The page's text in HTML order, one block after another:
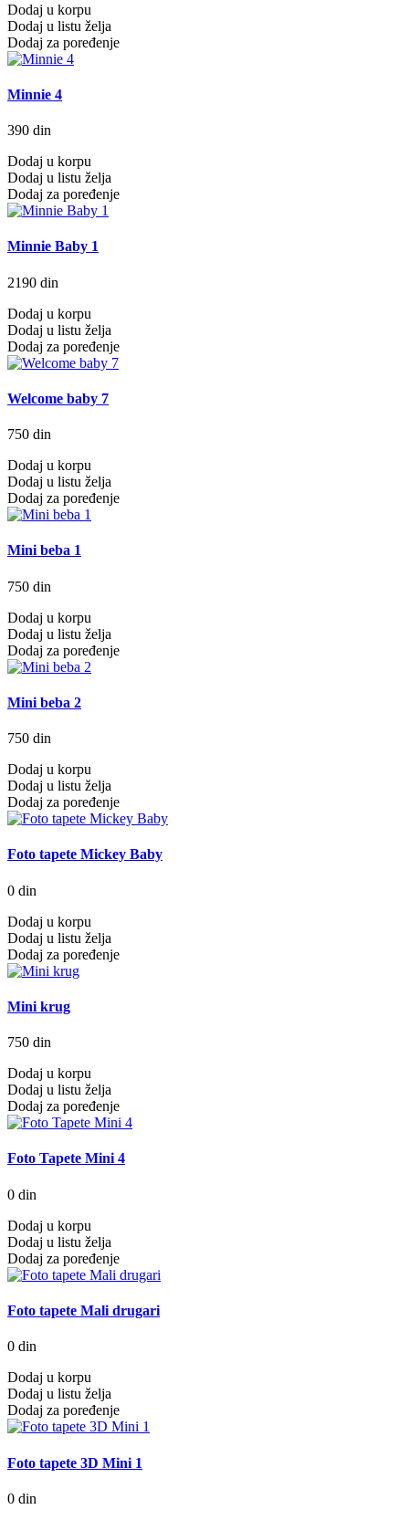
Dodaj u korpu
Dodaj u listu želja
Dodaj za poređenje
Minnie 4
390 din
Dodaj u korpu
Dodaj u listu želja
Dodaj za poređenje
Minnie Baby 1
2190 din
Dodaj u korpu
Dodaj u listu želja
Dodaj za poređenje
Welcome baby 7
750 din
Dodaj u korpu
Dodaj u listu želja
Dodaj za poređenje
Mini beba 1
750 din
Dodaj u korpu
Dodaj u listu želja
Dodaj za poređenje
Mini beba 2
750 din
Dodaj u korpu
Dodaj u listu želja
Dodaj za poređenje
Foto tapete Mickey Baby
0 din
Dodaj u korpu
Dodaj u listu želja
Dodaj za poređenje
Mini krug
750 din
Dodaj u korpu
Dodaj u listu želja
Dodaj za poređenje
Foto Tapete Mini 4
0 din
Dodaj u korpu
Dodaj u listu želja
Dodaj za poređenje
Foto tapete Mali drugari
0 din
Dodaj u korpu
Dodaj u listu želja
Dodaj za poređenje
Foto tapete 3D Mini 1
0 din